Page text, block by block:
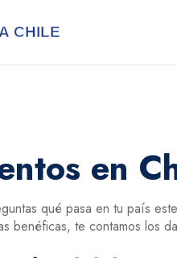
en
qué pasa en tu país
benéficas, te contamos los